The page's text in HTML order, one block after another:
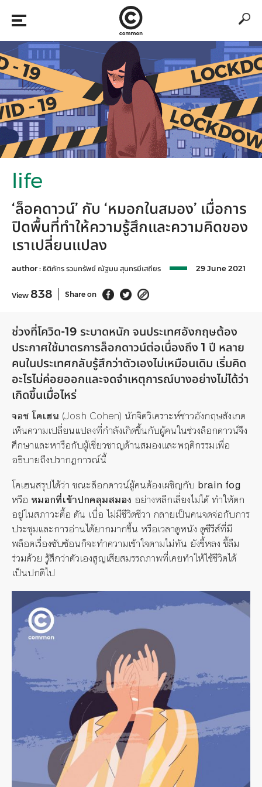
life
‘ล็อคดาวน์’ กับ ‘หมอกในสมอง’ เมื่อการ
ปิดพื้นที่ทำให้ความรู้สึกและความคิดของ
เราเปลี่ยนแปลง
author :ธิติภัทร รวมทรัพย์ ณัฐมน สุนทรมีเสถียร 29 June 2021
View 838 Share on
ช่วงที่โควิด-19 ระบาดหนัก จนประเทศอังกฤษต้อง
ประกาศใช้มาตรการล็อกดาวน์ต่อเนื่องถึง 1 ปี หลาย
คนในประเทศกลับรู้สึกว่าตัวเองไม่เหมือนเดิม เริ่มคิด
อะไรไม่ค่อยออกและจดจำเหตุการณ์บางอย่างไม่ได้ว่า
เกิดขึ้นเมื่อไหร่
จอช โคเฮน (Josh Cohen) นักจิตวิเคราะห์ชาวอังกฤษสังเกต
เห็นความเปลี่ยนแปลงที่กำลังเกิดขึ้นกับผู้คนในช่วงล็อกดาวน์จึง
ศึกษาและหารือกับผู้เชี่ยวชาญด้านสมองและพฤติกรรมเพื่อ
อธิบายถึงปรากฏการณ์นี้
โคเฮนสรุปได้ว่า ขณะล็อกดาวน์ผู้คนต้องเผชิญกับ brain fog
หรือ หมอกที่เข้าปกคลุมสมอง อย่างหลีกเลี่ยงไม่ได้ ทำให้ตก
อยู่ในสภาวะตื้อ ตัน เบื่อ ไม่มีชีวิตชีวา กลายเป็นคนจดจ่อกับการ
ประชุมและการอ่านได้ยากมากขึ้น หรือเวลาดูหนัง ดูซีรีส์ที่มี
พล็อตเรื่องซับซ้อนก็จะทำความเข้าใจตามไม่ทัน ยังขี้หลง ขี้ลืม
ร่วมด้วย รู้สึกว่าตัวเองสูญเสียสมรรถภาพที่เคยทำให้ใช้ชีวิตได้
เป็นปกติไป